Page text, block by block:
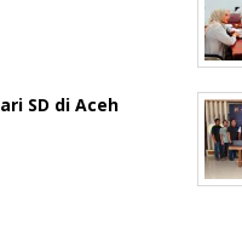
SD di Aceh